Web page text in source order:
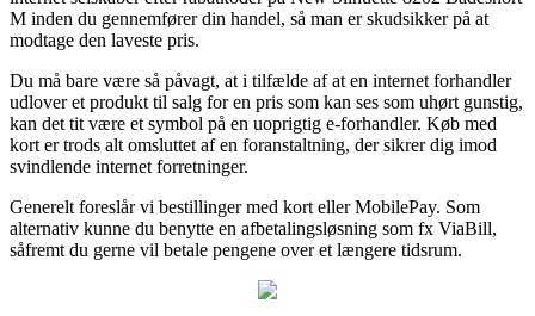
M inden du gennemfører din handel, så man er skudsikker på at
modtage den laveste pris.
Du må bare være så påvagt, at i tilfælde af at en internet forhandler
udlover et produkt til salg for en pris som kan ses som uhørt gunstig,
kan det tit være et symbol på en uoprigtig e-forhandler. Køb med
kort er trods alt omsluttet af en foranstaltning, der sikrer dig imod
svindlende internet forretninger.
Generelt foreslår vi bestillinger med kort eller MobilePay. Som
alternativ kunne du benytte en afbetalingsløsning som fx ViaBill,
såfremt du gerne vil betale pengene over et længere tidsrum.